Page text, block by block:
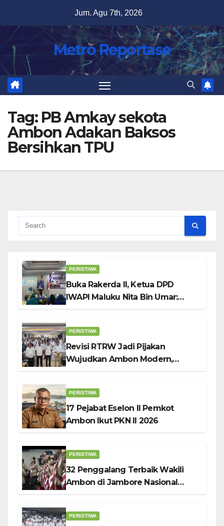
content
Jum. Agu 7th, 2026
Metro Reportase
Tag: PB Amkay sekota
Ambon Adakan Baksos
Bersihkan TPU
PERISTIWA
Buka Rakerda II, Ketua DPD
IWAPI Maluku Nita Bin Umar:
PERISTIWA
Revisi RTRW Jadi Pijakan
Wujudkan Ambon Modern,
PERISTIWA
17 Pejabat Eselon II Pemkot
Ambon Ikut PKN II 2026
PERISTIWA
32 Penggalang Terbaik Wakili
Ambon di Jambore Nasional
PERISTIWA